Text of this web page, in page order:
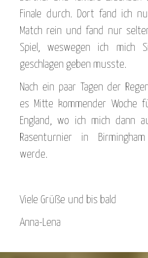
Finale durch. Dort fand ich
Match rein und fand nur
Spiel, weswegen ich mich
geschlagen geben musste.
Nach ein paar Tagen der
es Mitte kommender Woche
England, wo ich mich dann
Rasenturnier in
werde.
Viele Grüße und bis bald
Anna-Lena